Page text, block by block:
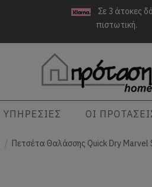
Σε 3 άτοκες
πιστωτική.
ΥΠΗΡΕΣΙΕΣ ΟΙ
Πετσέτα Θαλάσσης Quick Dry